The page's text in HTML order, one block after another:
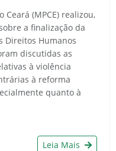
(MPCE) realizou,
a finalização da
Direitos Humanos
discutidas as
à violência
à reforma
quanto à
Leia Mais